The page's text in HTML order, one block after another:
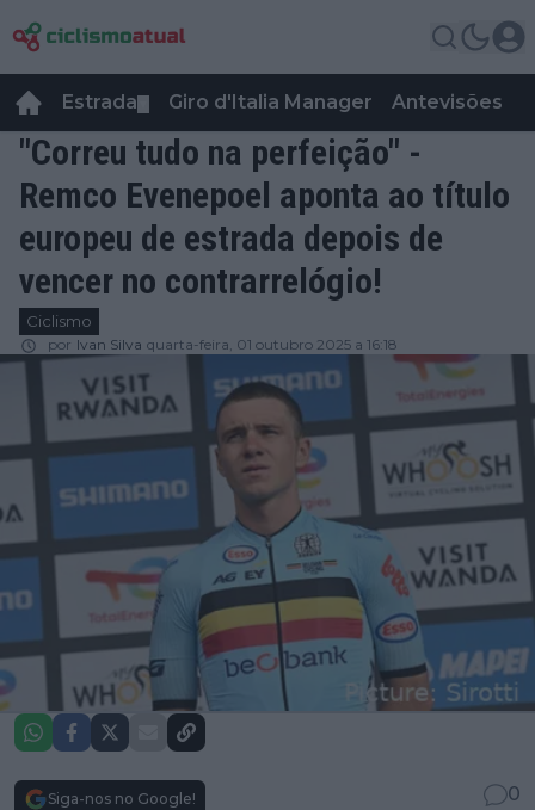
Estrada Giro d'Italia Manager Antevisões
"Correu tudo na perfeição" -
Remco Evenepoel aponta ao título
europeu de estrada depois de
vencer no contrarrelógio!
Ciclismo
por Ivan Silva quarta-feira, 01 outubro 2025 a 16:18
Siga-nos no Google! 0